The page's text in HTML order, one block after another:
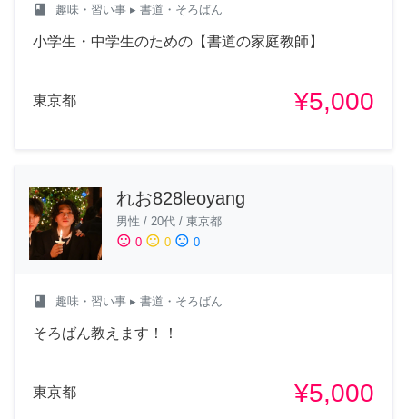
class 趣味・習い事 ▸ 書道・そろばん
小学生・中学生のための【書道の家庭教師】
東京都 ¥5,000
れお828leoyang
男性 / 20代 / 東京都
sentiment_satisfied 0 sentiment_neutral 0 sentiment_dissatisfied 0
class 趣味・習い事 ▸ 書道・そろばん
そろばん教えます！！
東京都 ¥5,000